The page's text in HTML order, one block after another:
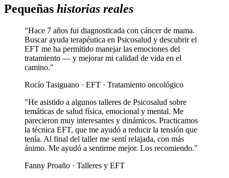
Pequeñas historias reales
"Hace 7 años fui diagnosticada con cáncer de mama.
Buscar ayuda terapéutica en Psicosalud y descubrir el
EFT me ha permitido manejar las emociones del
tratamiento — y mejorar mi calidad de vida en el
camino."
Rocío Tasiguano · EFT · Tratamiento oncológico
"He asistido a algunos talleres de Psicosalud sobre
temáticas de salud física, emocional y mental. Me
parecieron muy interesantes y dinámicos. Practicamos
la técnica EFT, que me ayudó a reducir la tensión que
tenía. Al final del taller me sentí relajada, con más
ánimo. Me ayudó a sentirme mejor. Los recomiendo."
Fanny Proaño · Talleres y EFT